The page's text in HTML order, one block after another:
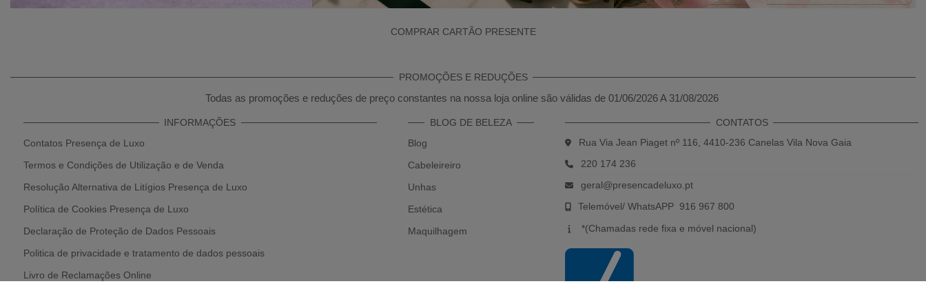
COMPRAR CARTÃO PRESENTE
PROMOÇÕES E REDUÇÕES
Todas as promoções e reduções de preço constantes na nossa loja online são válidas de 01/06/2026 A 31/08/2026
INFORMAÇÕES
Contatos Presença de Luxo
Termos e Condições de Utilização e de Venda
Resolução Alternativa de Litígios Presença de Luxo
Política de Cookies Presença de Luxo
Declaração de Proteção de Dados Pessoais
Politica de privacidade e tratamento de dados pessoais
Livro de Reclamações Online
BLOG DE BELEZA
Blog
Cabeleireiro
Unhas
Estética
Maquilhagem
CONTATOS
Rua Via Jean Piaget nº 116, 4410-236 Canelas Vila Nova Gaia
220 174 236
geral@presencadeluxo.pt
Telemóvel/ WhatsAPP 916 967 800
*(Chamadas rede fixa e móvel nacional)